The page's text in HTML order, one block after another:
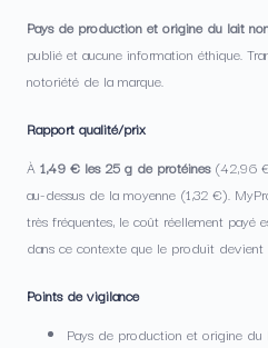
Pays de production et origine du lait
publié et aucune information éthique.
notoriété de la marque.
Rapport qualité/prix
À 1,49 € les 25 g de protéines(42,96
au-dessus de la moyenne (1,32 €).
très fréquentes, le coût réellement payé
dans ce contexte que le produit devient
Points de vigilance
Pays de production et origine du